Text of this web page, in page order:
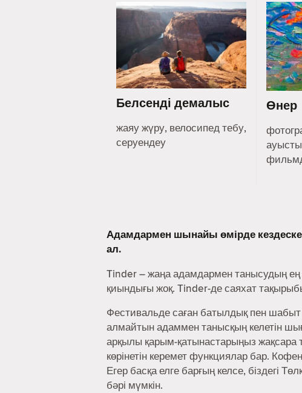
Белсенді демалыс
жаяу жүру, велосипед тебу,
серуендеу
Өнер
Адамдармен шынайы өмірде
ал.
Tinder – жаңа адамдармен танысудың ең
қиындығы жоқ. Tinder-де саяхат
Фестивальде саған батылдық пен шабыт
алмайтын адаммен танысқың келетін
арқылы қарым-қатынастарыңыз жақсара
көрінетін керемет функциялар бар.
Егер басқа елге барғың келсе, біздегі
бәрі мүмкін.